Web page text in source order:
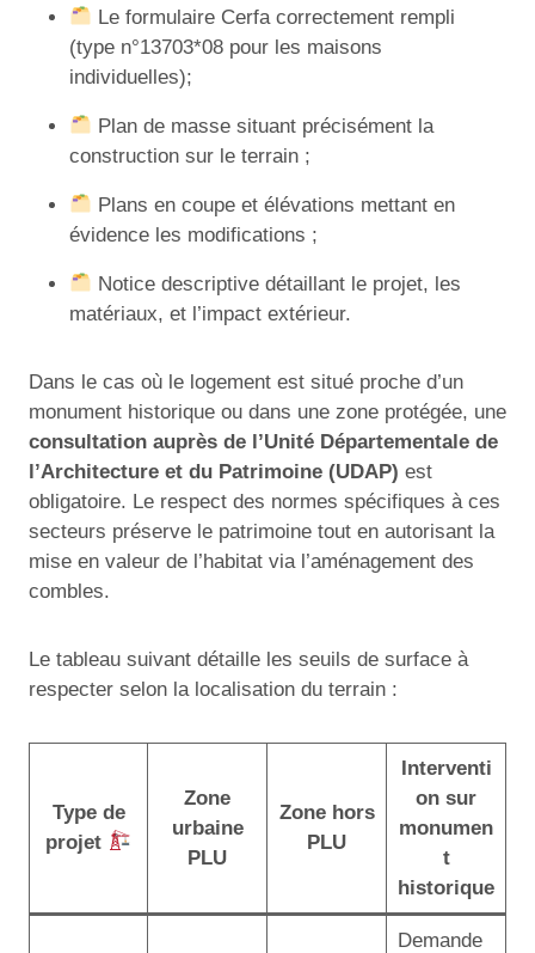
Le formulaire Cerfa correctement rempli
(type n°13703*08 pour les maisons
individuelles);
Plan de masse situant précisément la
construction sur le terrain ;
Plans en coupe et élévations mettant en
évidence les modifications ;
Notice descriptive détaillant le projet, les
matériaux, et l’impact extérieur.
Dans le cas où le logement est situé proche d’un
monument historique ou dans une zone protégée, une
consultation auprès de l’Unité Départementale de
l’Architecture et du Patrimoine (UDAP) est
obligatoire. Le respect des normes spécifiques à ces
secteurs préserve le patrimoine tout en autorisant la
mise en valeur de l’habitat via l’aménagement des
combles.
Le tableau suivant détaille les seuils de surface à
respecter selon la localisation du terrain :
Type de
projet
Zone
urbaine
PLU
Zone hors
PLU
Interventi
on sur
monumen
t
historique
Demande